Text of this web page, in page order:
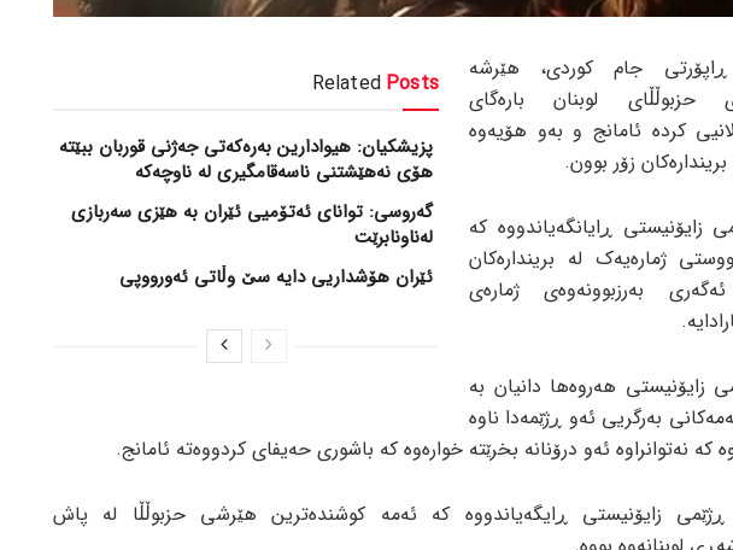
Related Posts
پزیشکیان: هیوادارین بەرەکەتی جەژنی قوربان ببێتە
هۆی نەهێشتنی ناسەقامگیری لە ناوچەکە
گەروسی: توانای ئەتۆمیی ئێران بە هێزی سەربازی
لەناونابرێت
ئێران هۆشداریی دایە سێ وڵاتی ئەورووپی
جام کوردی، هێرشە
حزبوڵڵای لوبنان بارەگای
کردە ئامانج و بەو هۆیەوە
زۆر بوون.
زایۆنیستی ڕایانگەیاندووە کە
ژمارەیەک لە بریندارەکان
بەرزبوونەوەی ژمارەی
زایۆنیستی هەروەها دانیان بە
بەرگریی ئەو ڕژێمەدا ناوە
کە نەتوانراوە ئەو درۆنانە بخرێتە خوارەوە کە باشوری حەیفای کردووەتە ئامانج.
زایۆنیستی ڕایگەیاندووە کە ئەمە کوشندەترین هێرشی حزبوڵڵا لە پاش